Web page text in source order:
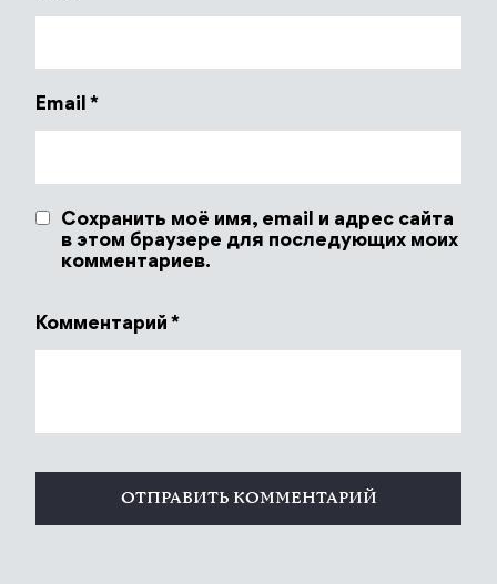
Email *
Сохранить моё имя, email и адрес сайта
в этом браузере для последующих моих
комментариев.
Комментарий *